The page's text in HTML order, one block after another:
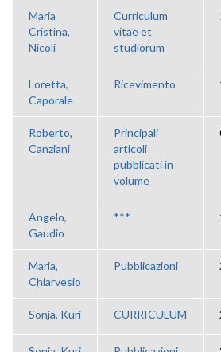
Maria
Cristina,
Nicoli
Curriculum
vitae et
studiorum
Loretta,
Caporale
Ricevimento
Roberto,
Canziani
Principali
articoli
pubblicati in
volume
Angelo,
Gaudio
***
Maria,
Chiarvesio
Pubblicazioni
Sonja, Kuri CURRICULUM